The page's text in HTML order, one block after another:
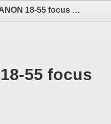
PRO-JEX: FLEX CANON 18-55 focus Flex 1 gen. elektronika i akcesoria aparatów fotograficznych
55 focus